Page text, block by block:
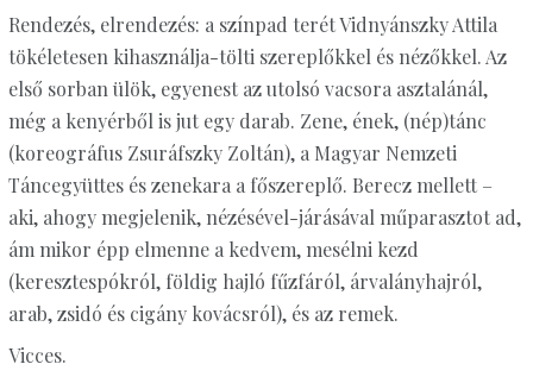
Rendezés, elrendezés: a színpad terét Vidnyánszky Attila
tökéletesen kihasználja-tölti szereplőkkel és nézőkkel. Az
első sorban ülök, egyenest az utolsó vacsora asztalánál,
még a kenyérből is jut egy darab. Zene, ének, (nép)tánc
(koreográfus Zsuráfszky Zoltán), a Magyar Nemzeti
Táncegyüttes és zenekara a főszereplő. Berecz mellett –
aki, ahogy megjelenik, nézésével-járásával műparasztot ad,
ám mikor épp elmenne a kedvem, mesélni kezd
(keresztespókról, földig hajló fűzfáról, árvalányhajról,
arab, zsidó és cigány kovácsról), és az remek.
Vicces.